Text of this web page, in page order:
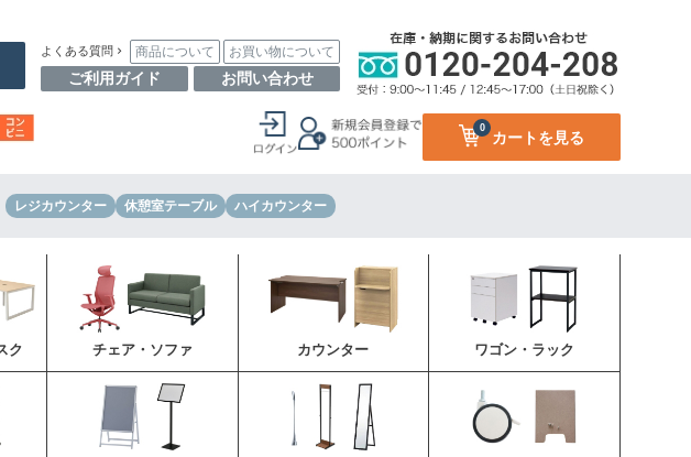
よくある質問 商品について お買い物について
ご利用ガイド お問い合わせ
カートを見る
0
レジカウンター 休憩室テーブル ハイカウンター
ク チェア・ソファ カウンター ワゴン・ラック